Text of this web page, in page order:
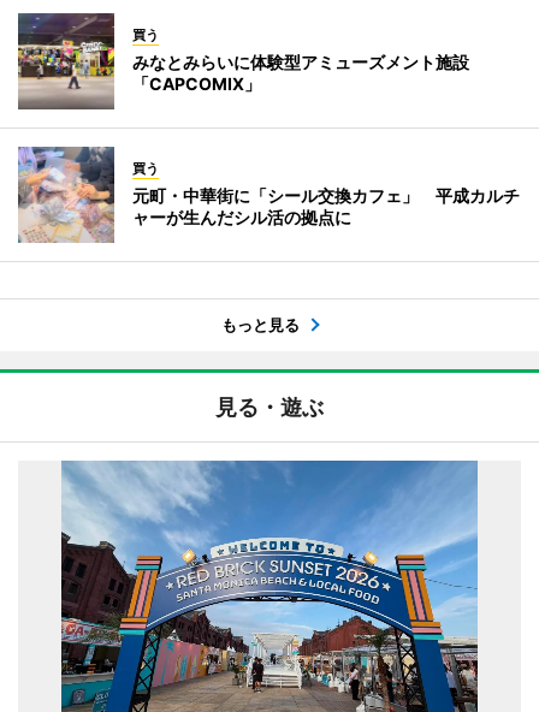
買う
みなとみらいに体験型アミューズメント施設
「CAPCOMIX」
買う
元町・中華街に「シール交換カフェ」 平成カルチ
ャーが生んだシル活の拠点に
もっと見る
見る・遊ぶ